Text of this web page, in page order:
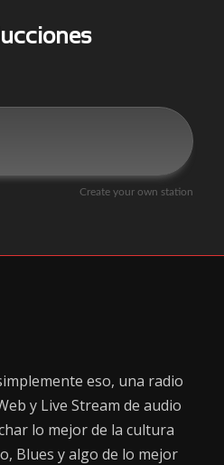
eso, una radio
y Live Stream de audio
lo mejor de la cultura
Blues y algo de lo mejor